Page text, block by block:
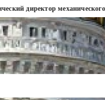
директор механического